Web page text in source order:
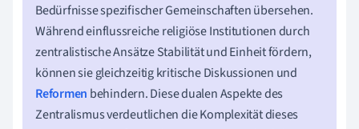
Bedürfnisse spezifischer Gemeinschaften übersehen.
Während einflussreiche religiöse Institutionen durch
zentralistische Ansätze Stabilität und Einheit fördern,
können sie gleichzeitig kritische Diskussionen und
Reformen behindern. Diese dualen Aspekte des
Zentralismus verdeutlichen die Komplexität dieses